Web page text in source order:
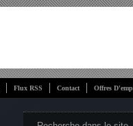
Flux RSS Contact Offres